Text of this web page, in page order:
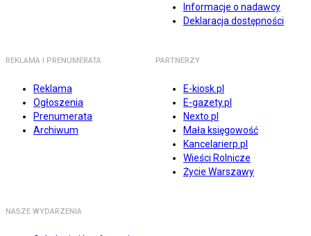
Informacje o nadawcy
Deklaracja dostępności
REKLAMA I PRENUMERATA
Reklama
Ogłoszenia
Prenumerata
Archiwum
PARTNERZY
E-kiosk.pl
E-gazety.pl
Nexto.pl
Mała księgowość
Kancelarierp.pl
Wieści Rolnicze
Życie Warszawy
NASZE WYDARZENIA